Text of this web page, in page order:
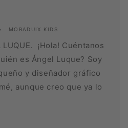
MORADUIX KIDS
LUQUE. ¡Hola! Cuéntanos
es Ángel Luque? Soy
y diseñador gráfico
aunque creo que ya lo